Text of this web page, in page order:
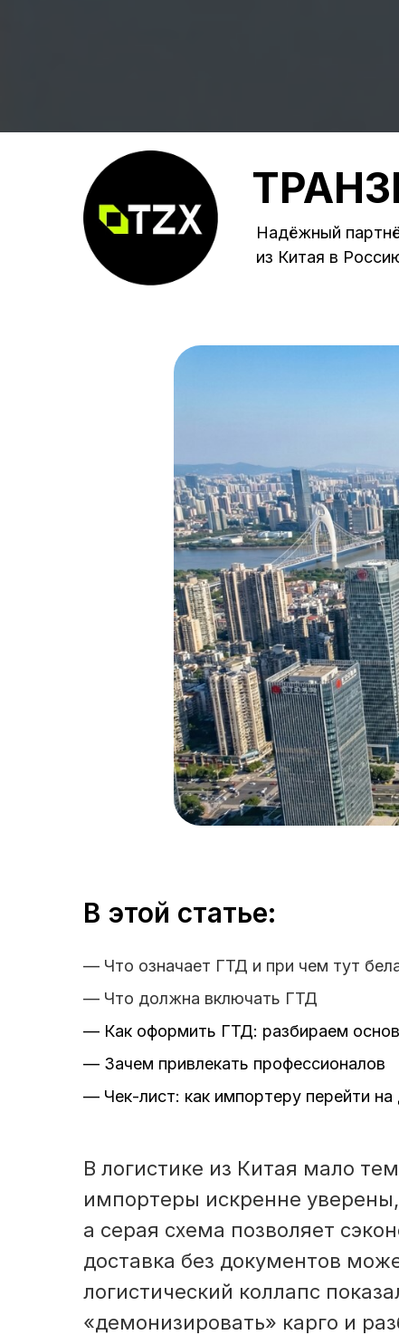
Надёжный
из Китая в
В этой статье:
— Что означает ГТД и при чем тут
— Что должна включать ГТД
— Как оформить ГТД: разбираем
— Зачем привлекать профессионалов
— Чек-лист: как импортеру перейти
В логистике из Китая мало
импортеры искренне
а серая схема позволяет
доставка без документов
логистический коллапс
«демонизировать» карго и